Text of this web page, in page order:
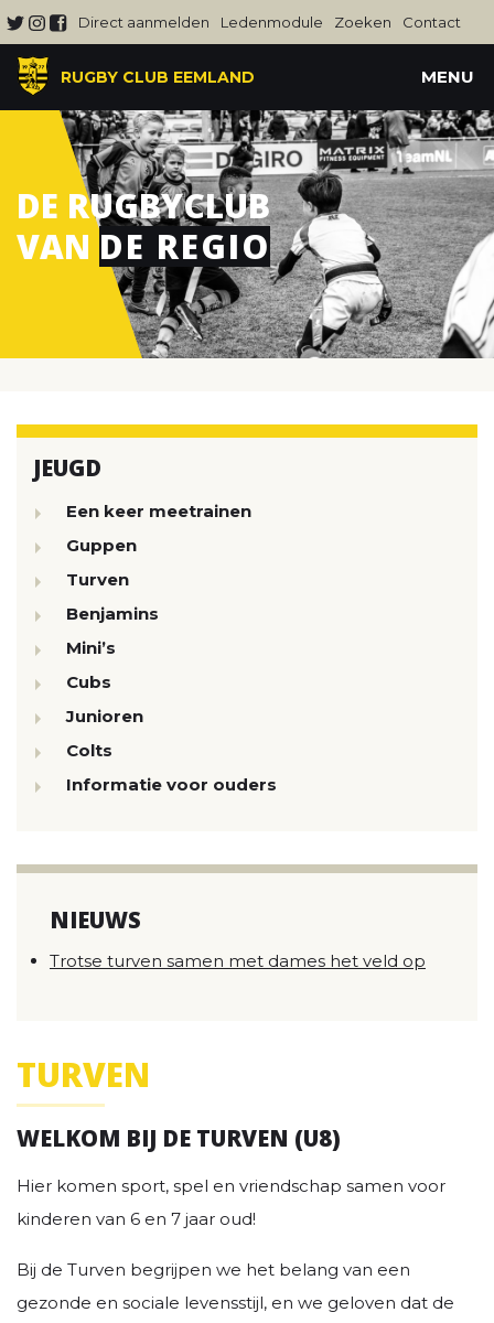
Direct aanmelden Ledenmodule Zoeken Contact
RUGBY CLUB EEMLAND MENU
DE RUGBYCLUB
VAN DE REGIO
JEUGD
Een keer meetrainen
Guppen
Turven
Benjamins
Mini’s
Cubs
Junioren
Colts
Informatie voor ouders
NIEUWS
Trotse turven samen met dames het veld op
TURVEN
WELKOM BIJ DE TURVEN (U8)
Hier komen sport, spel en vriendschap samen voor
kinderen van 6 en 7 jaar oud!
Bij de Turven begrijpen we het belang van een
gezonde en sociale levensstijl, en we geloven dat de